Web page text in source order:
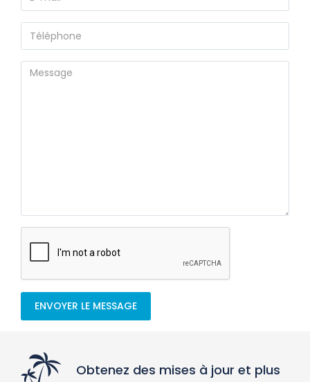
ENVOYER LE MESSAGE
Obtenez des mises à jour et plus